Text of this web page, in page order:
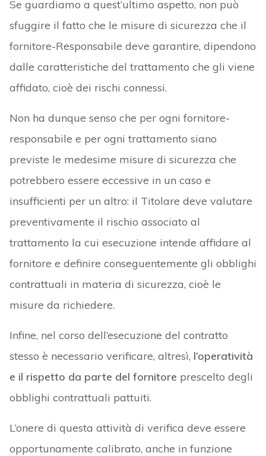
Se guardiamo a quest’ultimo aspetto, non può
sfuggire il fatto che le misure di sicurezza che il
fornitore-Responsabile deve garantire, dipendono
dalle caratteristiche del trattamento che gli viene
affidato, cioè dei rischi connessi.
Non ha dunque senso che per ogni fornitore-
responsabile e per ogni trattamento siano
previste le medesime misure di sicurezza che
potrebbero essere eccessive in un caso e
insufficienti per un altro: il Titolare deve valutare
preventivamente il rischio associato al
trattamento la cui esecuzione intende affidare al
fornitore e definire conseguentemente gli obblighi
contrattuali in materia di sicurezza, cioè le
misure da richiedere.
Infine, nel corso dell’esecuzione del contratto
stesso è necessario verificare, altresì, l’operatività
e il rispetto da parte del fornitore prescelto degli
obblighi contrattuali pattuiti.
L’onere di questa attività di verifica deve essere
opportunamente calibrato, anche in funzione